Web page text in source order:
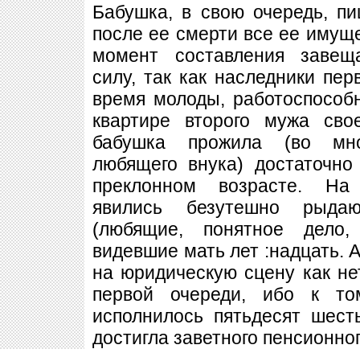
Бабушка, в свою очередь,
после ее смерти все ее
момент составления
силу, так как наследники
время молоды,
квартире второго мужа
бабушка прожила (во
любящего внука)
преклонном возрасте. На
явились безутешно
(любящие, понятное
видевшие мать лет :надцать.
на юридическую сцену как
первой очереди, ибо к
исполнилось пятьдесят
достигла заветного